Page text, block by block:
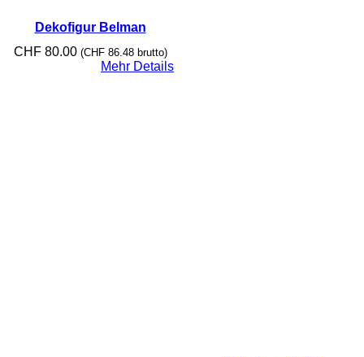
Dekofigur Belman
CHF80.00 (CHF86.48brutto)
Mehr Details